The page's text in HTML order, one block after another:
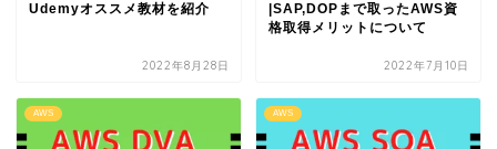
Udemyオススメ教材を紹介
2022年8月28日
|SAP,DOPまで取ったAWS資
格取得メリットについて
2022年7月10日
AWS AWS